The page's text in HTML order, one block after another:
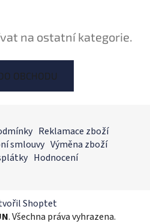
na ostatní kategorie.
OBCHODU
Reklamace zboží
smlouvy Výměna zboží
Hodnocení
Shoptet
. Všechna práva vyhrazena.